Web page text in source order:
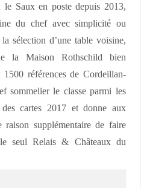
le Saux en poste depuis 2013,
du chef avec simplicité ou
sélection d’une table voisine,
la Maison Rothschild bien
1500 références de Cordeillan-
sommelier le classe parmi les
cartes 2017 et donne aux
raison supplémentaire de faire
seul Relais & Châteaux du